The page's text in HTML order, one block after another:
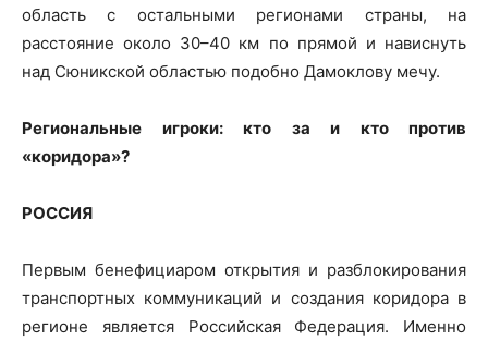
область с остальными регионами страны, на
расстояние около 30–40 км по прямой и нависнуть
над Сюникской областью подобно Дамоклову мечу.
Региональные игроки: кто за и кто против
«коридора»?
РОССИЯ
Первым бенефициаром открытия и разблокирования
транспортных коммуникаций и создания коридора в
регионе является Российская Федерация. Именно